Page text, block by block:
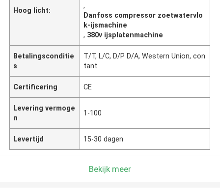
Hoog licht:
,
Danfoss compressor zoetwatervlo
k-ijsmachine
, 380v ijsplatenmachine
Betalingsconditie
s
T/T, L/C, D/P D/A, Western Union, con
tant
Certificering CE
Levering vermoge
n
1-100
Levertijd 15-30 dagen
Bekijk meer